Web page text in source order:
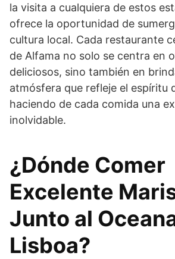
la visita a cualquiera de estos
ofrece la oportunidad de
cultura local. Cada restaurante
de Alfama no solo se centra en
deliciosos, sino también en
atmósfera que refleje el espíritu
haciendo de cada comida una
inolvidable.
¿Dónde Comer
Excelente
Junto al
Lisboa?